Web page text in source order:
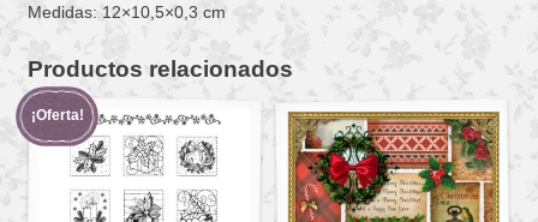
Medidas: 12×10,5×0,3 cm
Productos relacionados
¡Oferta!